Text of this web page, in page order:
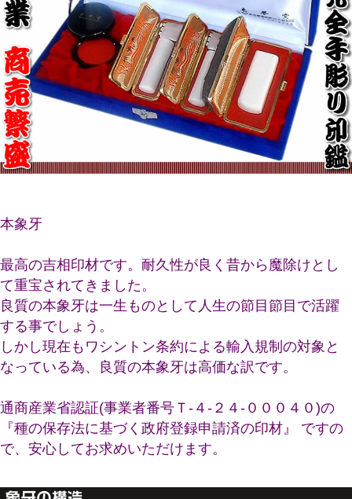
本象牙
最高の吉相印材です。耐久性が良く昔から魔除けとし
て重宝されてきました。
良質の本象牙は一生ものとして人生の節目節目で活躍
する事でしょう。
しかし現在もワシントン条約による輸入規制の対象と
なっている為、良質の本象牙は高価な訳です。
通商産業省認証(事業者番号Ｔ-４-２４-０００４０)の
『種の保存法に基づく政府登録申請済の印材』 ですの
で、安心してお求めいただけます。